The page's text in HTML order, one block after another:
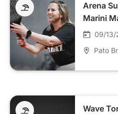
Arena
Marini
Mamária
09/
Pato
Wave